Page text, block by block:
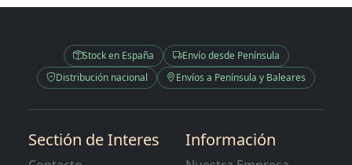
Stock en España
Envío desde Península
Distribución nacional
Envíos a Península y Baleares
Sectión de Interes Información